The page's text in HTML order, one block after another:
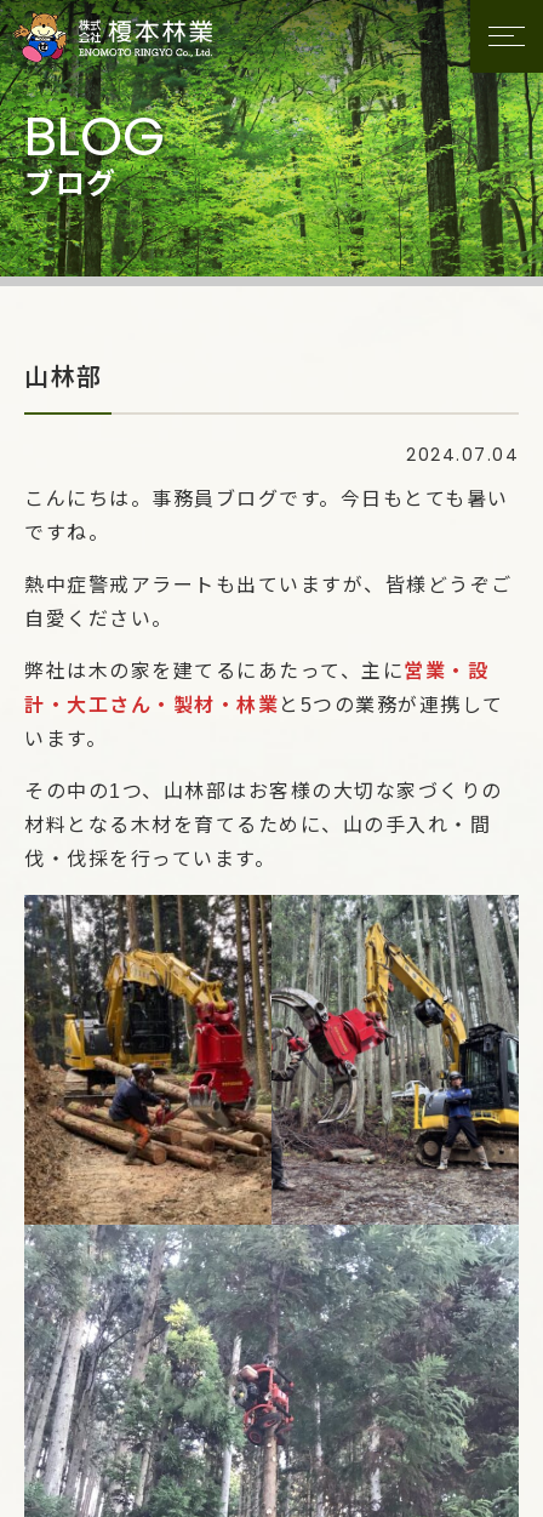
ブログ
山林部
2024.07.04
こんにちは。事務員ブログです。今日もとても暑い
ですね。
熱中症警戒アラートも出ていますが、皆様どうぞご
自愛ください。
弊社は木の家を建てるにあたって、主に営業・設
計・大工さん・製材・林業 と5つの業務が連携して
います。
その中の1つ、山林部はお客様の大切な家づくりの
材料となる木材を育てるために、山の手入れ・間
伐・伐採を行っています。